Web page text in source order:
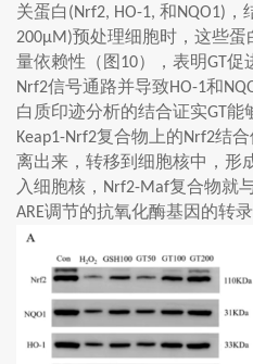
关蛋白 (Nrf2, HO-1, 和NQO1) ，
200μM)预处理细胞时，这些蛋
量依赖性（图 10），表明GT促
Nrf2信号通路并导致HO-1和
白质印迹分析的结合证实GT能
Keap1-Nrf2复合物上的Nrf2结合
离出来，转移到细胞核中，形
入细胞核， Nrf2-Maf复合物就
ARE调节的抗氧化酶基因的转